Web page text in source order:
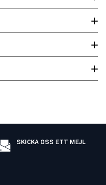
SKICKA OSS ETT MEJL